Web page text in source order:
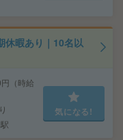
休暇あり｜10名以
（時給
気になる!